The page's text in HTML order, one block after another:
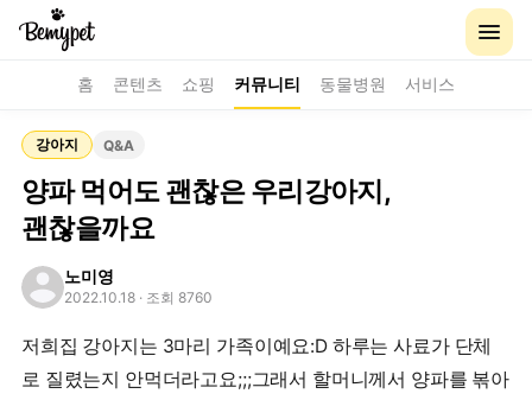
홈 콘텐츠 쇼핑 커뮤니티 동물병원 서비스
강아지 Q&A
양파 먹어도 괜찮은 우리강아지,
괜찮을까요
노미영
2022.10.18 · 조회 8760
저희집 강아지는 3마리 가족이예요:D 하루는 사료가 단체
로 질렸는지 안먹더라고요;;;그래서 할머니께서 양파를 볶아